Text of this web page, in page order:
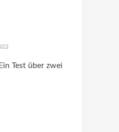
Test über zwei